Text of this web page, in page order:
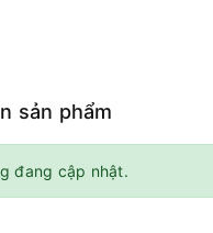
sản phẩm
đang cập nhật.